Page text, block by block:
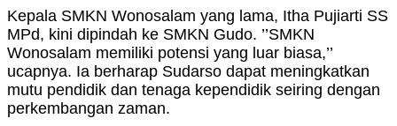
Kepala SMKN Wonosalam yang lama, Itha Pujiarti SS
MPd, kini dipindah ke SMKN Gudo. ’’SMKN
Wonosalam memiliki potensi yang luar biasa,’’
ucapnya. Ia berharap Sudarso dapat meningkatkan
mutu pendidik dan tenaga kependidik seiring dengan
perkembangan zaman.